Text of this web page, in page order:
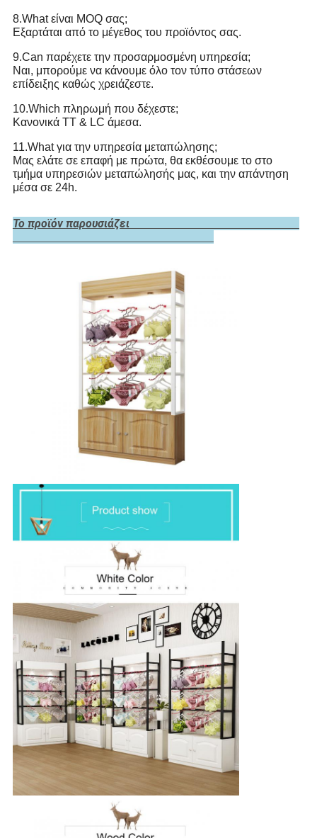
8.What είναι MOQ σας;
Εξαρτάται από το μέγεθος του προϊόντος σας.
9.Can παρέχετε την προσαρμοσμένη υπηρεσία;
Ναι, μπορούμε να κάνουμε όλο τον τύπο στάσεων
επίδειξης καθώς χρειάζεστε.
10.Which πληρωμή που δέχεστε;
Κανονικά TT & LC άμεσα.
11.What για την υπηρεσία μεταπώλησης;
Μας ελάτε σε επαφή με πρώτα, θα εκθέσουμε το στο
τμήμα υπηρεσιών μεταπώλησής μας, και την απάντηση
μέσα σε 24h.
Το προϊόν παρουσιάζει